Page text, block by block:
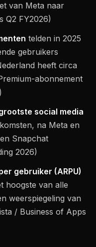
van Meta naar
Q2 FY2026)
telden in 2025
gebruikers
heeft circa
abonnement
social media
na Meta en
Snapchat
2026)
gebruiker (ARPU)
hoogste van alle
weerspiegeling van
/ Business of Apps